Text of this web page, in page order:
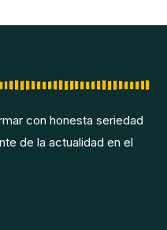
con honesta seriedad
de la actualidad en el